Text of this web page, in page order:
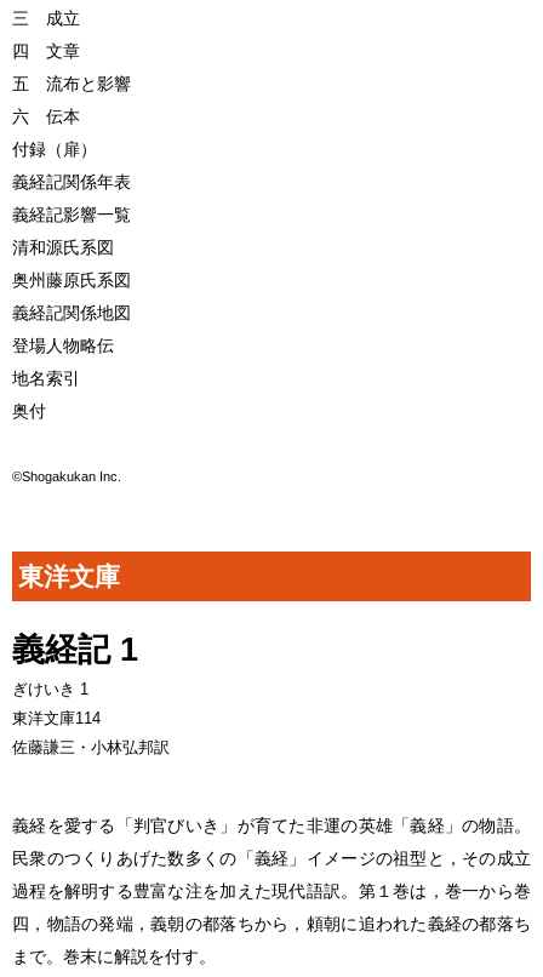
三 成立
四 文章
五 流布と影響
六 伝本
付録（扉）
義経記関係年表
義経記影響一覧
清和源氏系図
奥州藤原氏系図
義経記関係地図
登場人物略伝
地名索引
奥付
©Shogakukan Inc.
東洋文庫
義経記 1
ぎけいき 1
東洋文庫114
佐藤謙三・小林弘邦訳
義経を愛する「判官びいき」が育てた非運の英雄「義経」の物語。
民衆のつくりあげた数多くの「義経」イメージの祖型と，その成立
過程を解明する豊富な注を加えた現代語訳。第１巻は，巻一から巻
四，物語の発端，義朝の都落ちから，頼朝に追われた義経の都落ち
まで。巻末に解説を付す。